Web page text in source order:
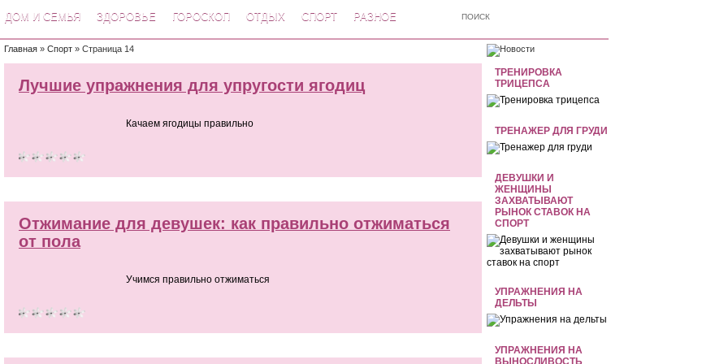
ДОМ И СЕМЬЯ ЗДОРОВЬЕ ГОРОСКОП ОТДЫХ СПОРТ РАЗНОЕ
ТРЕНИРОВКА
ТРИЦЕПСА
ТРЕНАЖЕР ДЛЯ ГРУДИ
ДЕВУШКИ И
ЖЕНЩИНЫ
ЗАХВАТЫВАЮТ
РЫНОК СТАВОК НА
СПОРТ
УПРАЖНЕНИЯ НА
ДЕЛЬТЫ
УПРАЖНЕНИЯ НА
ВЫНОСЛИВОСТЬ
Главная » Спорт » Страница 14
Лучшие упражнения для упругости ягодиц
Качаем ягодицы правильно
Отжимание для девушек: как правильно отжиматься
от пола
Учимся правильно отжиматься